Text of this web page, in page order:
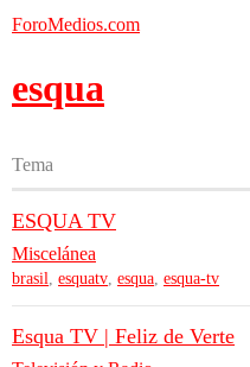
ForoMedios.com
esqua
Tema
ESQUA TV
Miscelánea
brasil, esquatv, esqua, esqua-tv
Esqua TV | Feliz de Verte